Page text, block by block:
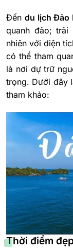
Đến du lịch Đảo
quanh đảo; trải
nhiên với diện
có thể tham
là nơi dự trữ
trọng. Dưới đây
tham khảo:
Thời điểm